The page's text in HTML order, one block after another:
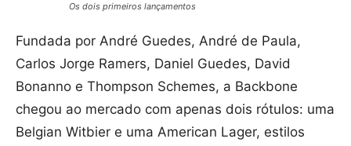
Os dois primeiros lançamentos
Fundada por André Guedes, André de Paula,
Carlos Jorge Ramers, Daniel Guedes, David
Bonanno e Thompson Schemes, a Backbone
chegou ao mercado com apenas dois rótulos: uma
Belgian Witbier e uma American Lager, estilos